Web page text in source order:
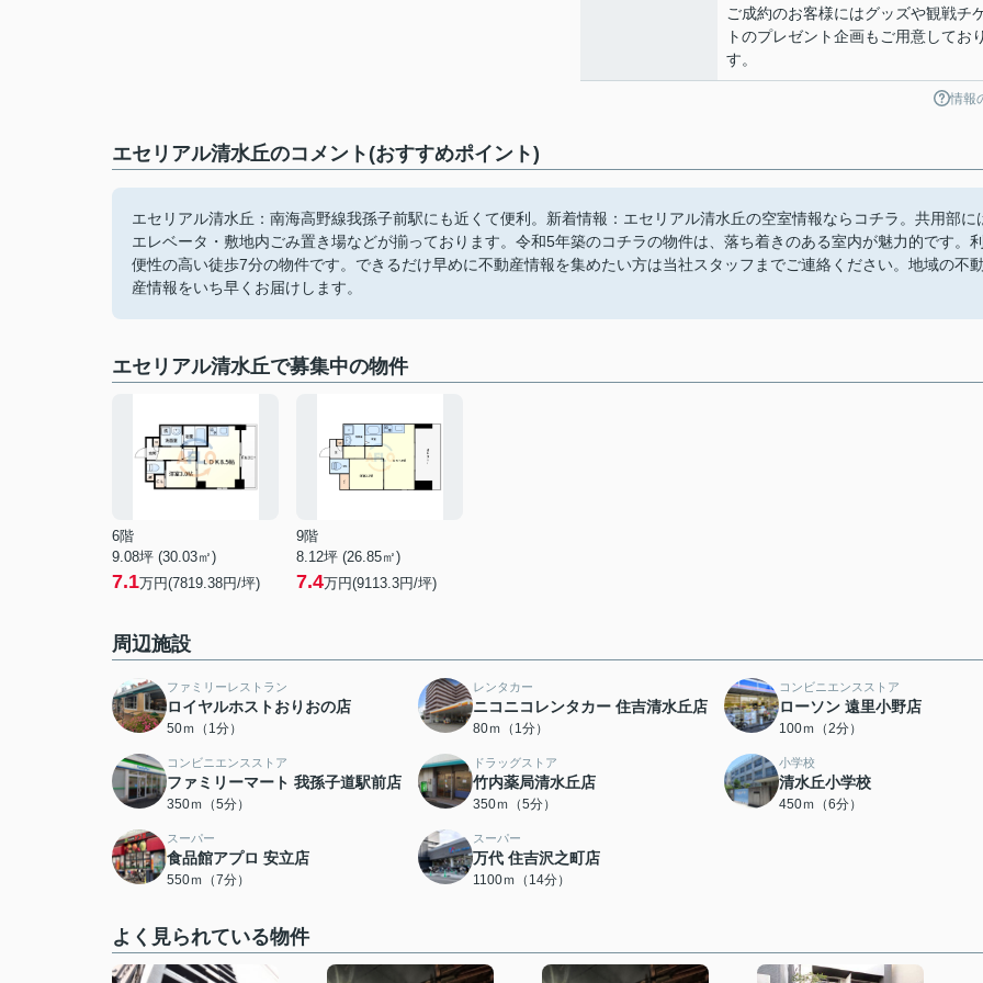
ご成約のお客様にはグッズや観戦チ
トのプレゼント企画もご用意してお
す。
情報
エセリアル清水丘のコメント(おすすめポイント)
エセリアル清水丘：南海高野線我孫子前駅にも近くて便利。新着情報：エセリアル清水丘の空室情報ならコチラ。共用部に
エレベータ・敷地内ごみ置き場などが揃っております。令和5年築のコチラの物件は、落ち着きのある室内が魅力的です。利
便性の高い徒歩7分の物件です。できるだけ早めに不動産情報を集めたい方は当社スタッフまでご連絡ください。地域の不動
産情報をいち早くお届けします。
エセリアル清水丘で募集中の物件
6階
9.08坪 (30.03㎡)
7.1万円(7819.38円/坪)
9階
8.12坪 (26.85㎡)
7.4万円(9113.3円/坪)
周辺施設
ファミリーレストラン
ロイヤルホストおりおの店
50ｍ（1分）
レンタカー
ニコニコレンタカー 住吉清水丘店
80ｍ（1分）
コンビニエンスストア
ローソン 遠里小野店
100ｍ（2分）
コンビニエンスストア
ファミリーマート 我孫子道駅前店
350ｍ（5分）
ドラッグストア
竹内薬局清水丘店
350ｍ（5分）
小学校
清水丘小学校
450ｍ（6分）
スーパー
食品館アプロ 安立店
550ｍ（7分）
スーパー
万代 住吉沢之町店
1100ｍ（14分）
よく見られている物件